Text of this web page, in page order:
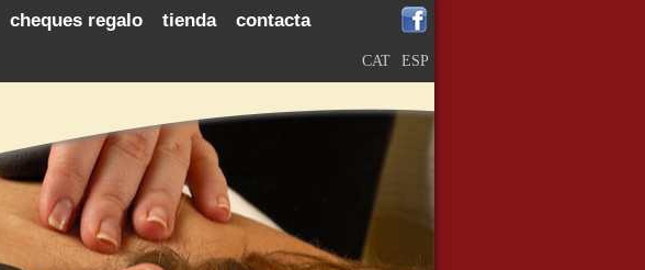
cheques regalo tienda contacta
CAT ESP